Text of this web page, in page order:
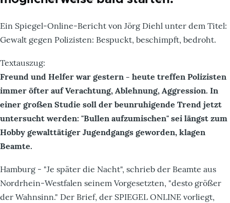
Ein Spiegel-Online-Bericht von Jörg Diehl unter dem Titel:
Gewalt gegen Polizisten: Bespuckt, beschimpft, bedroht.
Textauszug:
Freund und Helfer war gestern - heute treffen Polizisten
immer öfter auf Verachtung, Ablehnung, Aggression. In
einer großen Studie soll der beunruhigende Trend jetzt
untersucht werden: "Bullen aufzumischen" sei längst zum
Hobby gewalttätiger Jugendgangs geworden, klagen
Beamte.
Hamburg - "Je später die Nacht", schrieb der Beamte aus
Nordrhein-Westfalen seinem Vorgesetzten, "desto größer
der Wahnsinn." Der Brief, der SPIEGEL ONLINE vorliegt,